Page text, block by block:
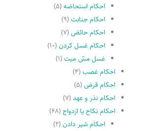
احکام استحاضه(۵)
احکام جنابت(۹)
احکام حائض(۷)
احکام غسل کردن(۱۰)
غسل مسّ میت(۱)
احکام غصب(۴)
احکام قرض(۵)
احکام نذر و عهد(۷)
احکام نکاح یا ازدواج(۶۸)
احکام شیر دادن(۲)